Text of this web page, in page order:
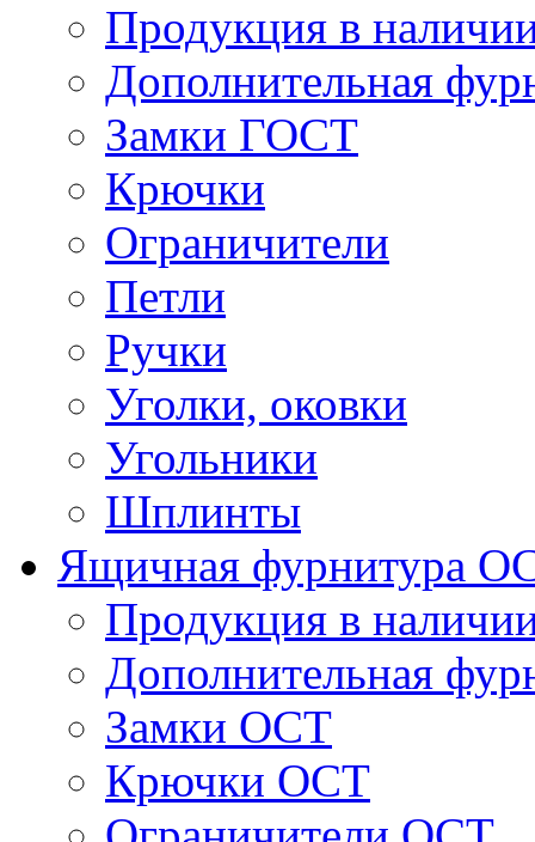
Продукция в
Дополнительная
Замки ГОСТ
Крючки
Ограничители
Петли
Ручки
Уголки, оковки
Угольники
Шплинты
Ящичная фурнитура
Продукция в
Дополнительная
Замки ОСТ
Крючки ОСТ